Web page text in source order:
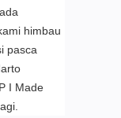
himbau
pasca
I Made